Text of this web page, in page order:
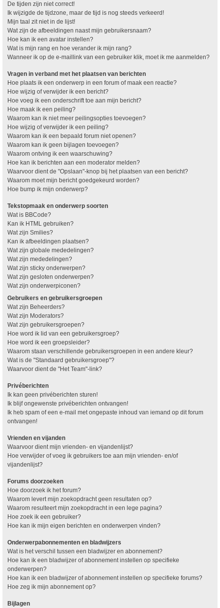
De tijden zijn niet correct!
Ik wijzigde de tijdzone, maar de tijd is nog steeds verkeerd!
Mijn taal zit niet in de lijst!
Wat zijn de afbeeldingen naast mijn gebruikersnaam?
Hoe kan ik een avatar instellen?
Wat is mijn rang en hoe verander ik mijn rang?
Wanneer ik op de e-maillink van een gebruiker klik, moet ik me aanmelden?
Vragen in verband met het plaatsen van berichten
Hoe plaats ik een onderwerp in een forum of maak een reactie?
Hoe wijzig of verwijder ik een bericht?
Hoe voeg ik een onderschrift toe aan mijn bericht?
Hoe maak ik een peiling?
Waarom kan ik niet meer peilingsopties toevoegen?
Hoe wijzig of verwijder ik een peiling?
Waarom kan ik een bepaald forum niet openen?
Waarom kan ik geen bijlagen toevoegen?
Waarom ontving ik een waarschuwing?
Hoe kan ik berichten aan een moderator melden?
Waarvoor dient de "Opslaan"-knop bij het plaatsen van een bericht?
Waarom moet mijn bericht goedgekeurd worden?
Hoe bump ik mijn onderwerp?
Tekstopmaak en onderwerp soorten
Wat is BBCode?
Kan ik HTML gebruiken?
Wat zijn Smilies?
Kan ik afbeeldingen plaatsen?
Wat zijn globale mededelingen?
Wat zijn mededelingen?
Wat zijn sticky onderwerpen?
Wat zijn gesloten onderwerpen?
Wat zijn onderwerpiconen?
Gebruikers en gebruikersgroepen
Wat zijn Beheerders?
Wat zijn Moderators?
Wat zijn gebruikersgroepen?
Hoe word ik lid van een gebruikersgroep?
Hoe word ik een groepsleider?
Waarom staan verschillende gebruikersgroepen in een andere kleur?
Wat is de "Standaard gebruikersgroep"?
Waarvoor dient de "Het Team"-link?
Privéberichten
Ik kan geen privéberichten sturen!
Ik blijf ongewenste privéberichten ontvangen!
Ik heb spam of een e-mail met ongepaste inhoud van iemand op dit forum
ontvangen!
Vrienden en vijanden
Waarvoor dient mijn vrienden- en vijandenlijst?
Hoe verwijder of voeg ik gebruikers toe aan mijn vrienden- en/of
vijandenlijst?
Forums doorzoeken
Hoe doorzoek ik het forum?
Waarom levert mijn zoekopdracht geen resultaten op?
Waarom resulteert mijn zoekopdracht in een lege pagina?
Hoe zoek ik een gebruiker?
Hoe kan ik mijn eigen berichten en onderwerpen vinden?
Onderwerpabonnementen en bladwijzers
Wat is het verschil tussen een bladwijzer en abonnement?
Hoe kan ik een bladwijzer of abonnement instellen op specifieke
onderwerpen?
Hoe kan ik een bladwijzer of abonnement instellen op specifieke forums?
Hoe zeg ik mijn abonnement op?
Bijlagen